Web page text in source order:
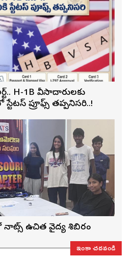
H-1B వీసాదారులకు
ప్రూఫ్స్ తప్పనిసరి..!
ఉచిత వైద్య శిబిరం
ఇంకా చదవండి